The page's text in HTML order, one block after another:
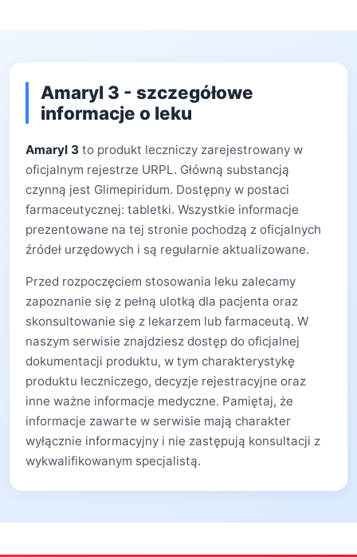
Amaryl 3 - szczegółowe
informacje o leku
Amaryl 3 to produkt leczniczy zarejestrowany w
oficjalnym rejestrze URPL. Główną substancją
czynną jest Glimepiridum. Dostępny w postaci
farmaceutycznej: tabletki. Wszystkie informacje
prezentowane na tej stronie pochodzą z oficjalnych
źródeł urzędowych i są regularnie aktualizowane.
Przed rozpoczęciem stosowania leku zalecamy
zapoznanie się z pełną ulotką dla pacjenta oraz
skonsultowanie się z lekarzem lub farmaceutą. W
naszym serwisie znajdziesz dostęp do oficjalnej
dokumentacji produktu, w tym charakterystykę
produktu leczniczego, decyzje rejestracyjne oraz
inne ważne informacje medyczne. Pamiętaj, że
informacje zawarte w serwisie mają charakter
wyłącznie informacyjny i nie zastępują konsultacji z
wykwalifikowanym specjalistą.